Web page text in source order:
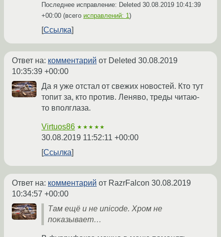
Последнее исправление: Deleted 30.08.2019 10:41:39
+00:00 (всего исправлений: 1)
Ссылка
Ответ на: комментарий от Deleted 30.08.2019
10:35:39 +00:00
Да я уже отстал от свежих новостей. Кто тут
топит за, кто против. Леняво, треды читаю-
то вполглаза.
Virtuos86 ★★★★★
30.08.2019 11:52:11 +00:00
Ссылка
Ответ на: комментарий от RazrFalcon 30.08.2019
10:34:57 +00:00
Там ещё и не unicode. Хром не
показывает…